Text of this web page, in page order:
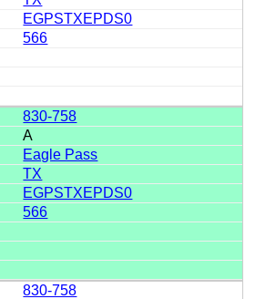
EGPSTXEPDS0
566
830-758
A
Eagle Pass
TX
EGPSTXEPDS0
566
830-758